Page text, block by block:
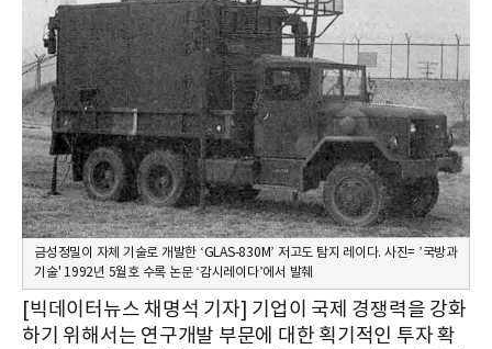
금성정밀이 자체 기술로 개발한 ‘GLAS-830M’ 저고도 탐지 레이다. 사진= ’국방과
기술' 1992년 5월호 수록 논문 ‘감시레이다’에서 발췌
[빅데이터뉴스 채명석 기자] 기업이 국제 경쟁력을 강화
하기 위해서는 연구개발 부문에 대한 획기적인 투자 확